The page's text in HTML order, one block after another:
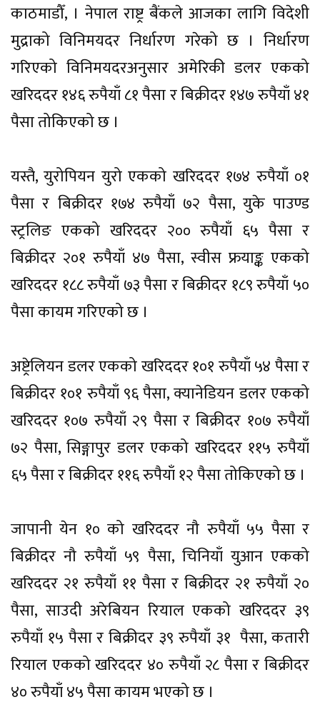
काठमाडौँ, । नेपाल राष्ट्र बैंकले आजका लागि विदेशी
मुद्राको विनिमयदर निर्धारण गरेको छ । निर्धारण
गरिएको विनिमयदरअनुसार अमेरिकी डलर एकको
खरिददर १४६ रुपैयाँ ८१ पैसा र बिक्रीदर १४७ रुपैयाँ ४१
पैसा तोकिएको छ ।
यस्तै, युरोपियन युरो एकको खरिददर १७४ रुपैयाँ ०१
पैसा र बिक्रीदर १७४ रुपैयाँ ७२ पैसा, युके पाउण्ड
स्ट्रलिङ एकको खरिददर २०० रुपैयाँ ६५ पैसा र
बिक्रीदर २०१ रुपैयाँ ४७ पैसा, स्वीस फ्रयाङ्क एकको
खरिददर १८८ रुपैयाँ ७३ पैसा र बिक्रीदर १८९ रुपैयाँ ५०
पैसा कायम गरिएको छ ।
अष्ट्रेलियन डलर एकको खरिददर १०१ रुपैयाँ ५४ पैसा र
बिक्रीदर १०१ रुपैयाँ ९६ पैसा, क्यानेडियन डलर एकको
खरिददर १०७ रुपैयाँ २९ पैसा र बिक्रीदर १०७ रुपैयाँ
७२ पैसा, सिङ्गापुर डलर एकको खरिददर ११५ रुपैयाँ
६५ पैसा र बिक्रीदर ११६ रुपैयाँ १२ पैसा तोकिएको छ ।
जापानी येन १० को खरिददर नौ रुपैयाँ ५५ पैसा र
बिक्रीदर नौ रुपैयाँ ५९ पैसा, चिनियाँ युआन एकको
खरिददर २१ रुपैयाँ ११ पैसा र बिक्रीदर २१ रुपैयाँ २०
पैसा, साउदी अरेबियन रियाल एकको खरिददर ३९
रुपैयाँ १५ पैसा र बिक्रीदर ३९ रुपैयाँ ३१ पैसा, कतारी
रियाल एकको खरिददर ४० रुपैयाँ २८ पैसा र बिक्रीदर
४० रुपैयाँ ४५ पैसा कायम भएको छ ।